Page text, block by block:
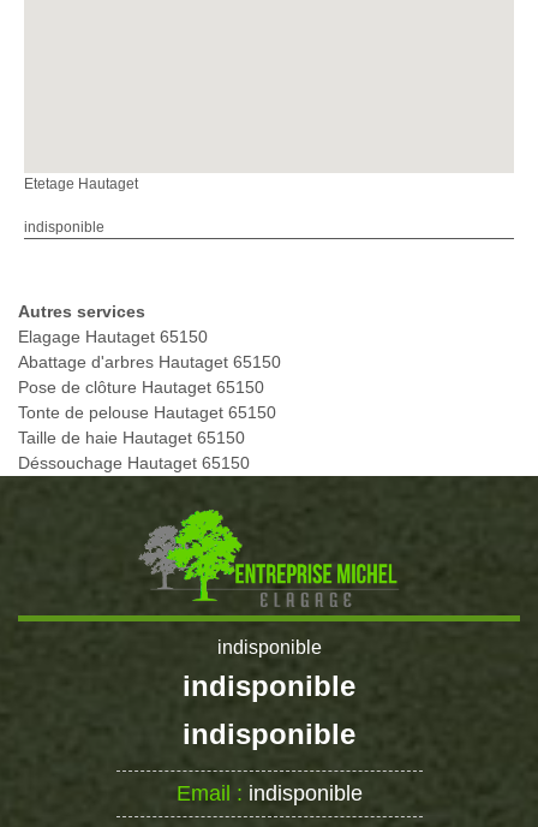
Etetage Hautaget
indisponible
Autres services
Elagage Hautaget 65150
Abattage d'arbres Hautaget 65150
Pose de clôture Hautaget 65150
Tonte de pelouse Hautaget 65150
Taille de haie Hautaget 65150
Déssouchage Hautaget 65150
indisponible
indisponible
indisponible
Email : indisponible